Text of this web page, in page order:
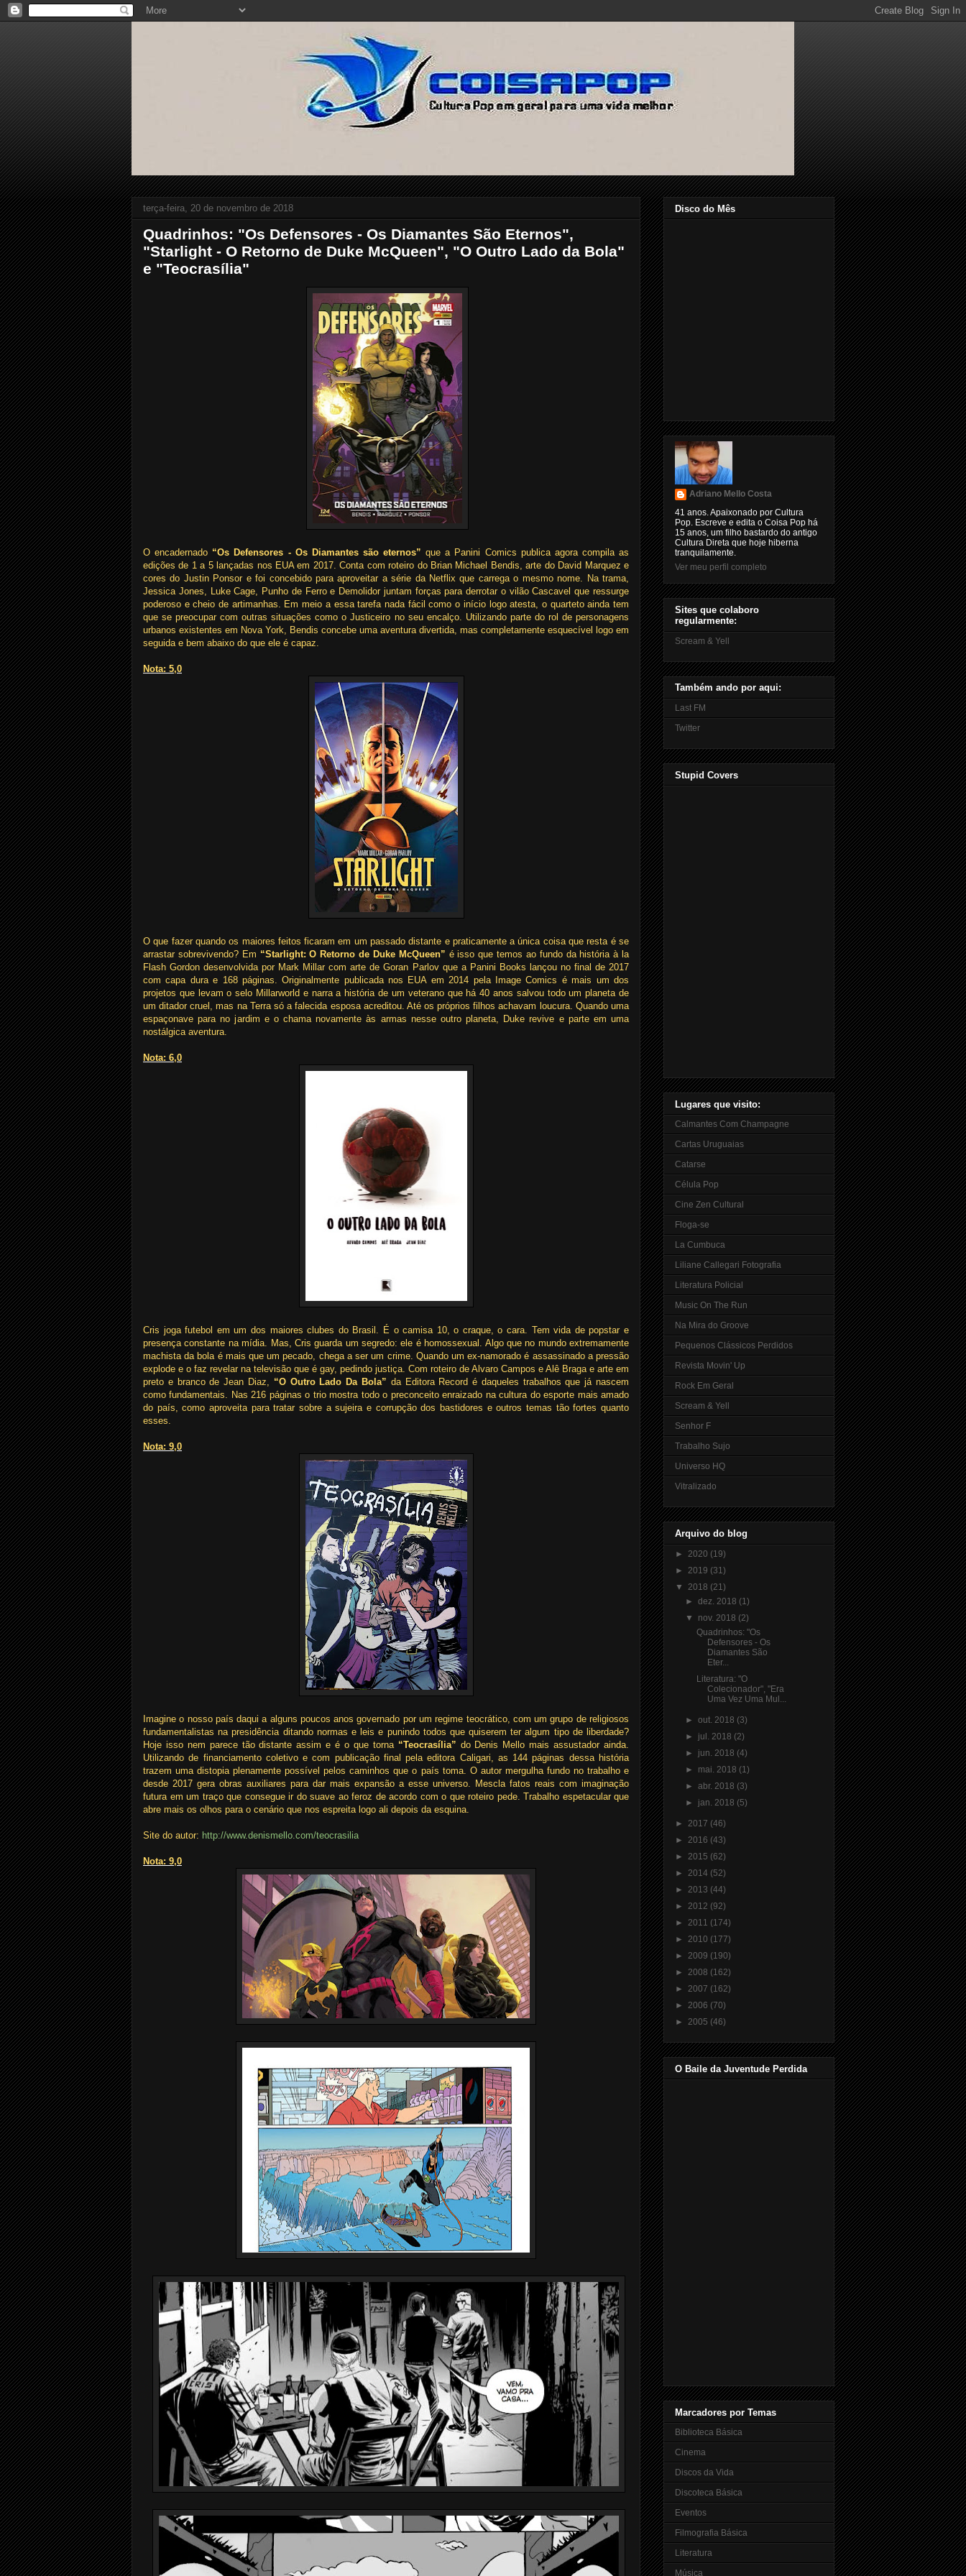
terça-feira, 20 de novembro de 2018
Quadrinhos: "Os Defensores - Os Diamantes São Eternos",
"Starlight - O Retorno de Duke McQueen", "O Outro Lado da Bola"
e "Teocrasília"
O encadernado “Os Defensores - Os Diamantes são eternos” que a Panini Comics publica agora compila as
edições de 1 a 5 lançadas nos EUA em 2017. Conta com roteiro do Brian Michael Bendis, arte do David Marquez e
cores do Justin Ponsor e foi concebido para aproveitar a série da Netflix que carrega o mesmo nome. Na trama,
Jessica Jones, Luke Cage, Punho de Ferro e Demolidor juntam forças para derrotar o vilão Cascavel que ressurge
poderoso e cheio de artimanhas. Em meio a essa tarefa nada fácil como o início logo atesta, o quarteto ainda tem
que se preocupar com outras situações como o Justiceiro no seu encalço. Utilizando parte do rol de personagens
urbanos existentes em Nova York, Bendis concebe uma aventura divertida, mas completamente esquecível logo em
seguida e bem abaixo do que ele é capaz.
Nota: 5,0
O que fazer quando os maiores feitos ficaram em um passado distante e praticamente a única coisa que resta é se
arrastar sobrevivendo? Em “Starlight: O Retorno de Duke McQueen” é isso que temos ao fundo da história à la
Flash Gordon desenvolvida por Mark Millar com arte de Goran Parlov que a Panini Books lançou no final de 2017
com capa dura e 168 páginas. Originalmente publicada nos EUA em 2014 pela Image Comics é mais um dos
projetos que levam o selo Millarworld e narra a história de um veterano que há 40 anos salvou todo um planeta de
um ditador cruel, mas na Terra só a falecida esposa acreditou. Até os próprios filhos achavam loucura. Quando uma
espaçonave para no jardim e o chama novamente às armas nesse outro planeta, Duke revive e parte em uma
nostálgica aventura.
Nota: 6,0
Cris joga futebol em um dos maiores clubes do Brasil. É o camisa 10, o craque, o cara. Tem vida de popstar e
presença constante na mídia. Mas, Cris guarda um segredo: ele é homossexual. Algo que no mundo extremamente
machista da bola é mais que um pecado, chega a ser um crime. Quando um ex-namorado é assassinado a pressão
explode e o faz revelar na televisão que é gay, pedindo justiça. Com roteiro de Alvaro Campos e Alê Braga e arte em
preto e branco de Jean Diaz, “O Outro Lado Da Bola” da Editora Record é daqueles trabalhos que já nascem
como fundamentais. Nas 216 páginas o trio mostra todo o preconceito enraizado na cultura do esporte mais amado
do país, como aproveita para tratar sobre a sujeira e corrupção dos bastidores e outros temas tão fortes quanto
esses.
Nota: 9,0
Imagine o nosso país daqui a alguns poucos anos governado por um regime teocrático, com um grupo de religiosos
fundamentalistas na presidência ditando normas e leis e punindo todos que quiserem ter algum tipo de liberdade?
Hoje isso nem parece tão distante assim e é o que torna “Teocrasília” do Denis Mello mais assustador ainda.
Utilizando de financiamento coletivo e com publicação final pela editora Caligari, as 144 páginas dessa história
trazem uma distopia plenamente possível pelos caminhos que o país toma. O autor mergulha fundo no trabalho e
desde 2017 gera obras auxiliares para dar mais expansão a esse universo. Mescla fatos reais com imaginação
futura em um traço que consegue ir do suave ao feroz de acordo com o que roteiro pede. Trabalho espetacular que
abre mais os olhos para o cenário que nos espreita logo ali depois da esquina.
Site do autor: http://www.denismello.com/teocrasilia
Nota: 9,0
Disco do Mês
Adriano Mello Costa
41 anos. Apaixonado por Cultura
Pop. Escreve e edita o Coisa Pop há
15 anos, um filho bastardo do antigo
Cultura Direta que hoje hiberna
tranquilamente.
Ver meu perfil completo
Sites que colaboro
regularmente:
Scream & Yell
Também ando por aqui:
Last FM
Twitter
Stupid Covers
Lugares que visito:
Calmantes Com Champagne
Cartas Uruguaias
Catarse
Célula Pop
Cine Zen Cultural
Floga-se
La Cumbuca
Liliane Callegari Fotografia
Literatura Policial
Music On The Run
Na Mira do Groove
Pequenos Clássicos Perdidos
Revista Movin' Up
Rock Em Geral
Scream & Yell
Senhor F
Trabalho Sujo
Universo HQ
Vitralizado
Arquivo do blog
► 2020 (19)
► 2019 (31)
▼ 2018 (21)
►dez. 2018 (1)
▼ nov. 2018 (2)
Quadrinhos: "Os
Defensores - Os
Diamantes São
Eter...
Literatura: "O
Colecionador", "Era
Uma Vez Uma Mul...
►out. 2018 (3)
► jul. 2018 (2)
► jun. 2018 (4)
► mai. 2018 (1)
►abr. 2018 (3)
► jan. 2018 (5)
► 2017 (46)
► 2016 (43)
► 2015 (62)
► 2014 (52)
► 2013 (44)
► 2012 (92)
► 2011 (174)
► 2010 (177)
► 2009 (190)
► 2008 (162)
► 2007 (162)
► 2006 (70)
► 2005 (46)
O Baile da Juventude Perdida
Marcadores por Temas
Biblioteca Básica
Cinema
Discos da Vida
Discoteca Básica
Eventos
Filmografia Básica
Literatura
Música